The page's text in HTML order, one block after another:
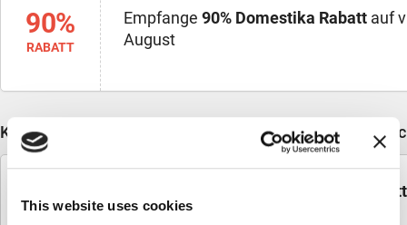
This website uses cookies
90%
RABATT
Empfange 90% Domestika Rabatt auf
August
Kürzlich abgelaufene Domestika Gutscheincodes,
RABATT
60% Rabatt